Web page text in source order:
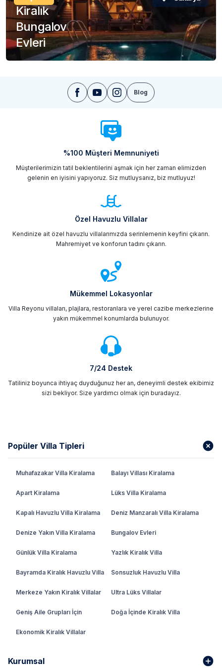
Kiralık
Bungalov
Evleri
Blog
%100 Müşteri Memnuniyeti
Müşterilerimizin tatil beklentilerini aşmak için her zaman elimizden
gelenin en iyisini yapıyoruz. Siz mutluysanız, biz mutluyuz!
Özel Havuzlu Villalar
Kendinize ait özel havuzlu villalarımızda serinlemenin keyfini çıkarın.
Mahremiyet ve konforun tadını çıkarın.
Mükemmel Lokasyonlar
Villa Reyonu villaları, plajlara, restoranlara ve yerel cazibe merkezlerine
yakın mükemmel konumlarda bulunuyor.
7/24 Destek
Tatiliniz boyunca ihtiyaç duyduğunuz her an, deneyimli destek ekibimiz
sizi bekliyor. Size yardımcı olmak için buradayız.
Popüler Villa Tipleri
Muhafazakar Villa Kiralama Balayı Villası Kiralama
Apart Kiralama Lüks Villa Kiralama
Kapalı Havuzlu Villa Kiralama Deniz Manzaralı Villa Kiralama
Denize Yakın Villa Kiralama Bungalov Evleri
Günlük Villa Kiralama Yazlık Kiralık Villa
Bayramda Kiralık Havuzlu Villa Sonsuzluk Havuzlu Villa
Merkeze Yakın Kiralık Villalar Ultra Lüks Villalar
Geniş Aile Grupları İçin Doğa İçinde Kiralık Villa
Ekonomik Kiralık Villalar
Kurumsal